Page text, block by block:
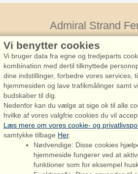
Admiral Strand
Admiral Strand
Houstrupvej 170,
6830 Nørre Nebel
+45 70 60 87 78
Vi benytter cookies
Vi bruger data fra egne og tredjeparts
kombination med dertil tilknyttede
dine indstillinger, forbedre vores services,
hjemmesiden og lave trafikmålinger samt
budskaber til dig.
Nedenfor kan du vælge at sige ok til alle
hvilke af vores valgfrie cookies du vil
Læs mere om vores cookie- og
samtykke tilbage Her.
Nødvendige: Disse cookies
hjemmeside fungerer ved at
funktioner som for eksempel